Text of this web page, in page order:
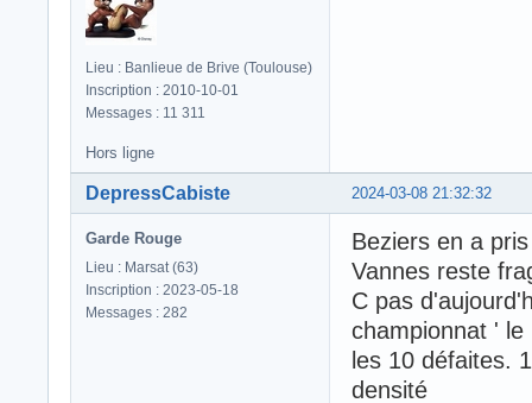
Lieu : Banlieue de Brive (Toulouse)
Inscription : 2010-10-01
Messages : 11 311
Hors ligne
2024-03-08 21:32:32
DepressCabiste
Garde Rouge
Lieu : Marsat (63)
Inscription : 2023-05-18
Messages : 282
Beziers en a
Vannes reste
C pas
championnat '
les 10 défaites.
densité